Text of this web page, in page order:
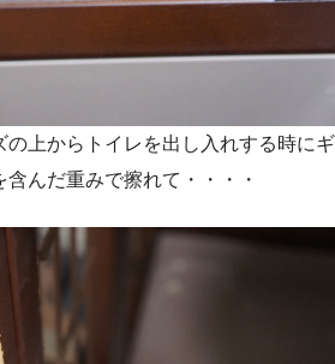
の上からトイレを出し入れする時にギ
んだ重みで擦れて・・・・